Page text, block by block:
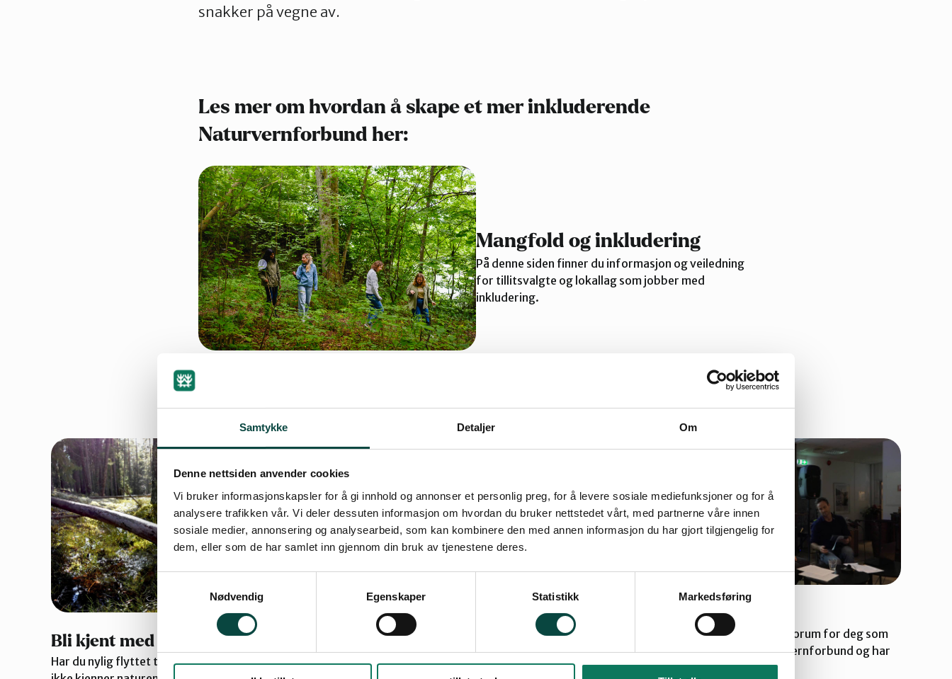
Samtykke Detaljer Om
Denne nettsiden anvender cookies
Vi bruker informasjonskapsler for å gi innhold og annonser et personlig preg, for å levere sosiale mediefunksjoner og for å
analysere trafikken vår. Vi deler dessuten informasjon om hvordan du bruker nettstedet vårt, med partnerne våre innen
sosiale medier, annonsering og analysearbeid, som kan kombinere den med annen informasjon du har gjort tilgjengelig for
dem, eller som de har samlet inn gjennom din bruk av tjenestene deres.
Samtykkevalg
Nødvendig
Egenskaper Statistikk Markedsføring
snakker på vegne av.
Les mer om hvordan å skape et mer inkluderende
Naturvernforbund her:
Mangfold og inkludering
På denne siden finner du informasjon og veiledning
for tillitsvalgte og lokallag som jobber med
inkludering.
Bli kjent med Norges natur
Har du nylig flyttet til Norge, eller føler du at du
10 tips til inkluderende
Veterangruppa
Naturvernforbundet har et forum for deg som
er medlem av Norges Naturvernforbund og har
fylt 60 år.